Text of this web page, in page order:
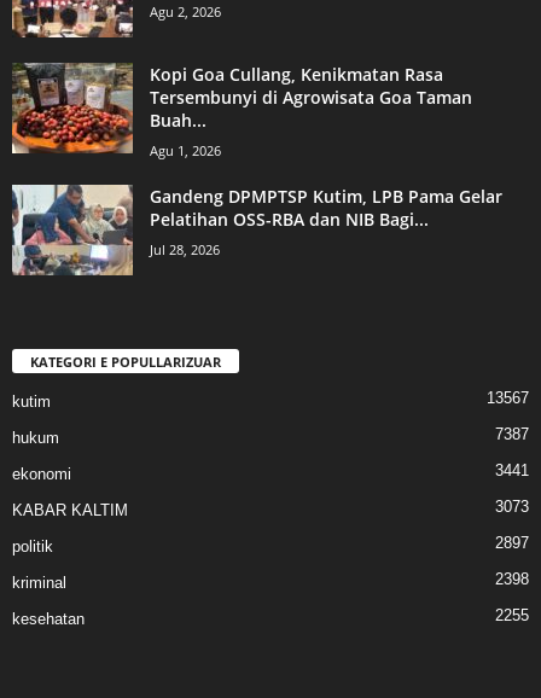
Agu 2, 2026
Kopi Goa Cullang, Kenikmatan Rasa
Tersembunyi di Agrowisata Goa Taman
Buah...
Agu 1, 2026
Gandeng DPMPTSP Kutim, LPB Pama Gelar
Pelatihan OSS-RBA dan NIB Bagi...
Jul 28, 2026
KATEGORI E POPULLARIZUAR
kutim 13567
hukum 7387
ekonomi 3441
KABAR KALTIM 3073
politik 2897
kriminal 2398
kesehatan 2255